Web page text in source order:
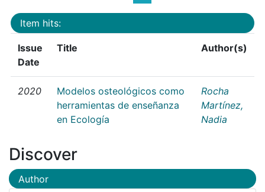
Item hits:
Issue
Date
Title Author(s)
2020
Modelos osteológicos como
herramientas de enseñanza
en Ecología
Rocha
Martínez,
Nadia
Discover
Author